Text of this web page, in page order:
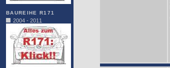
BAUREIHE R171
2004 - 2011